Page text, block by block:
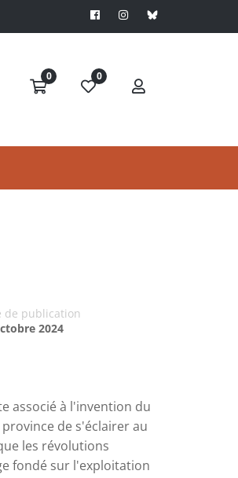
0 0
de publication
2024
associé à l'invention du
de s'éclairer au
les révolutions
fondé sur l'exploitation